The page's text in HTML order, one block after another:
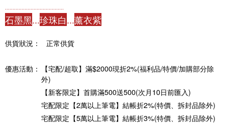
.......................................
石墨黑...珍珠白...薰衣紫
供貨狀況： 正常供貨
優惠活動：
【宅配/超取】滿$2000現折2%(福利品/特價/加購部分除
外)
【新客限定】首購滿500送500(次月10日前匯入)
宅配限定【2萬以上筆電】結帳折2%(特價、拆封品除外)
宅配限定【5萬以上筆電】結帳折3%(特價、拆封品除外)